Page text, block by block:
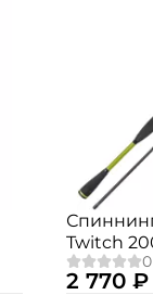
Twitch
extra fast
2 770 ₽